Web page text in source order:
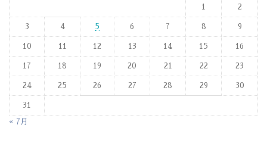
1 2
3 4 5 6 7 8 9
10 11 12 13 14 15 16
17 18 19 20 21 22 23
24 25 26 27 28 29 30
31
« 7月